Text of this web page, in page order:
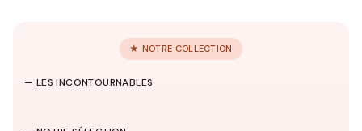
★ NOTRE COLLECTION
— LES INCONTOURNABLES
1039 modèles →
T-shirts famille